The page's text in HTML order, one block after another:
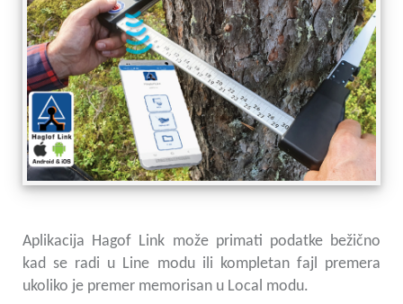
Aplikacija Hagof Link može primati podatke bežično
kad se radi u Line modu ili kompletan fajl premera
ukoliko je premer memorisan u Local modu.